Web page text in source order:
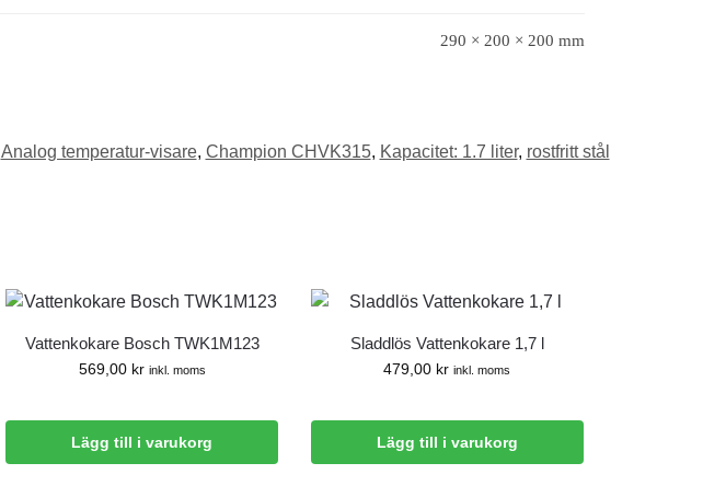
290 × 200 × 200 mm
Analog temperatur-visare, Champion CHVK315, Kapacitet: 1.7 liter, rostfritt stål
Vattenkokare Bosch TWK1M123
569,00 kr inkl. moms
Lägg till i varukorg
Sladdlös Vattenkokare 1,7 l
479,00 kr inkl. moms
Lägg till i varukorg